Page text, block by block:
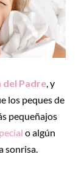
del Padre, y
los peques de
pequeñajos
o algún
sonrisa.